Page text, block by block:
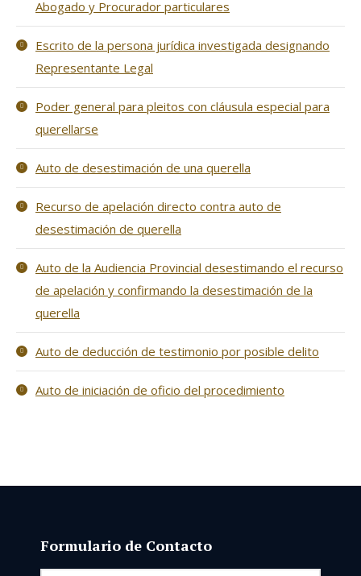
Abogado y Procurador particulares
Escrito de la persona jurídica investigada designando
Representante Legal
Poder general para pleitos con cláusula especial para
querellarse
Auto de desestimación de una querella
Recurso de apelación directo contra auto de
desestimación de querella
Auto de la Audiencia Provincial desestimando el recurso
de apelación y confirmando la desestimación de la
querella
Auto de deducción de testimonio por posible delito
Auto de iniciación de oficio del procedimiento
Formulario de Contacto